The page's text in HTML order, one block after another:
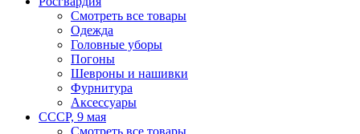
Смотреть все товары
Одежда
Головные уборы
Погоны
Шевроны и нашивки
Фурнитура
Аксессуары
СССР, 9 мая
Смотреть все товары